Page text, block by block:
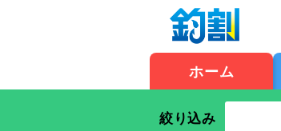
ホーム
絞り込み